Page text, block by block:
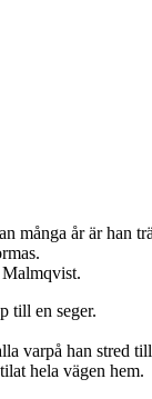
många år är han
Malmqvist.
till en seger.
varpå han stred
hela vägen hem.